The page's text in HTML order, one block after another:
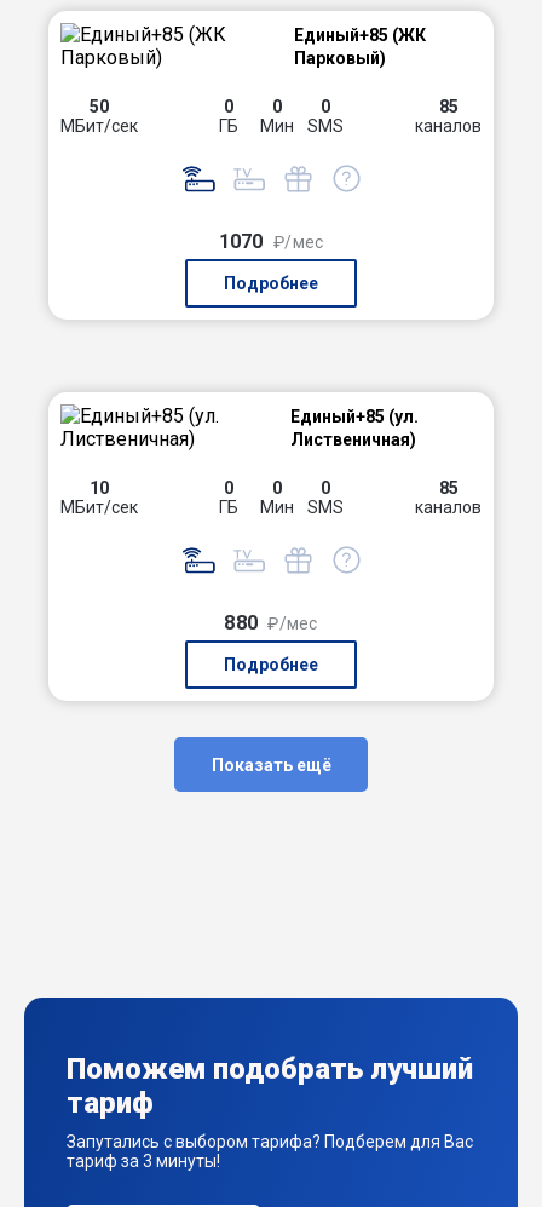
Единый+85 (ЖК
Парковый)
50
МБит/сек
0
ГБ
0
Мин
0
SMS
85
каналов
1070 ₽/мес
Подробнее
Единый+85 (ул.
Лиственичная)
10
МБит/сек
0
ГБ
0
Мин
0
SMS
85
каналов
880 ₽/мес
Подробнее
Показать ещё
Поможем подобрать лучший
тариф
Запутались с выбором тарифа? Подберем для Вас
тариф за 3 минуты!